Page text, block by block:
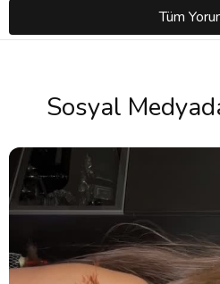
Tüm
Sosyal